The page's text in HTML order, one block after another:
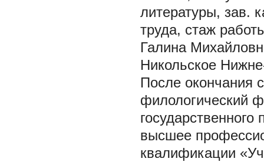
литературы, зав.
труда, стаж
Галина
Никольское
После окончания
филологический
государственного
высшее
квалификации